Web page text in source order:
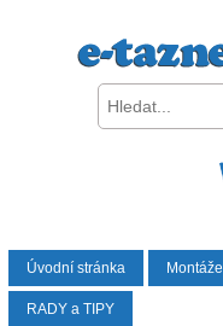
Úvodní stránka Montáže
RADY a TIPY